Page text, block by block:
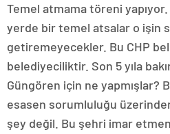
Temel atmama töreni
yerde bir temel atsalar o işin
getiremeyecekler. Bu CHP
belediyeciliktir. Son 5 yıla
Güngören için ne yapmışlar?
esasen sorumluluğu
şey değil. Bu şehri imar